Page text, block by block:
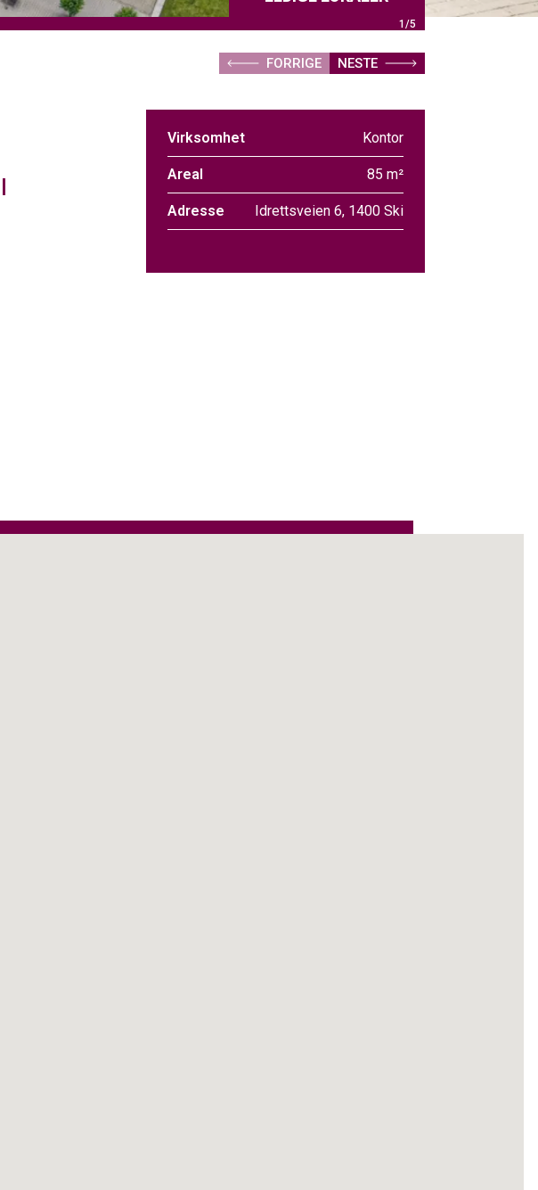
1/5
FORRIGE NESTE
Virksomhet Kontor
Areal 85 m²
Adresse Idrettsveien 6, 1400 Ski